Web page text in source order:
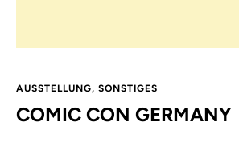
AUSSTELLUNG, SONSTIGES
COMIC CON GERMANY